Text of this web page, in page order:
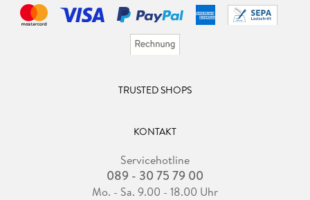
TRUSTED SHOPS
KONTAKT
Servicehotline
089 - 30 75 79 00
Mo. - Sa. 9.00 - 18.00 Uhr